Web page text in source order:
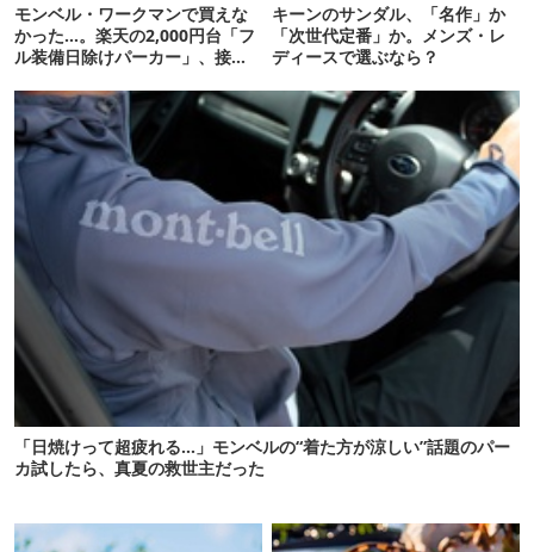
モンベル・ワークマンで買えな
かった…。楽天の2,000円台「フ
ル装備日除けパーカー」、接触
キーンのサンダル、「名作」か
「次世代定番」か。メンズ・レ
ディースで選ぶなら？
「日焼けって超疲れる…」モンベルの“着た方が涼しい”話題のパー
カ試したら、真夏の救世主だった